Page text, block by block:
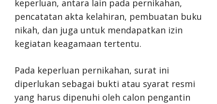
keperluan, antara lain pada pernikahan,
pencatatan akta kelahiran, pembuatan buku
nikah, dan juga untuk mendapatkan izin
kegiatan keagamaan tertentu.
Pada keperluan pernikahan, surat ini
diperlukan sebagai bukti atau syarat resmi
yang harus dipenuhi oleh calon pengantin